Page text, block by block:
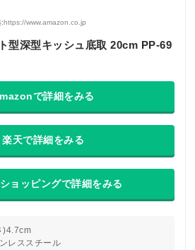
:https://www.amazon.co.jp
型深型キッシュ底取 20cm PP-69
で詳細をみる
楽天で詳細をみる
ョッピングで詳細をみる
)4.7cm
レススチール